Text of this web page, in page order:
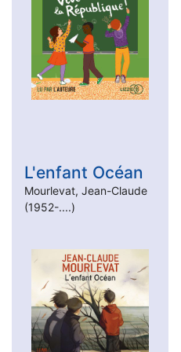
L'enfant Océan
Mourlevat, Jean-Claude
(1952-....)